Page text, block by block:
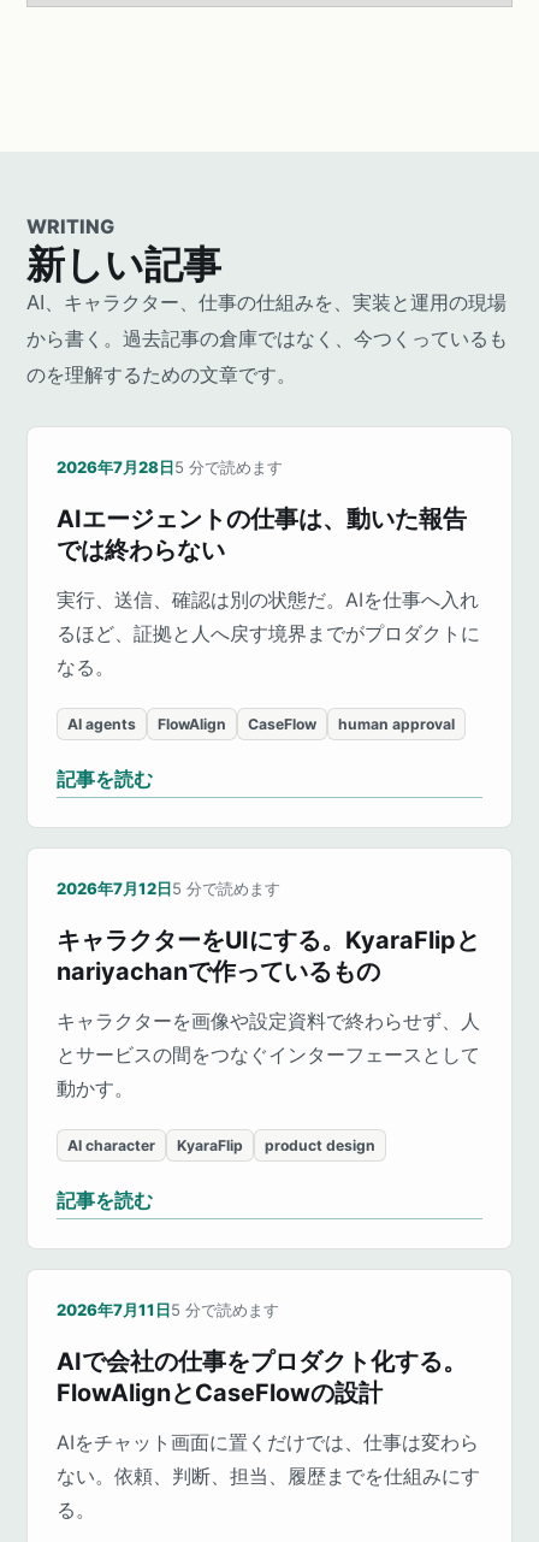
WRITING
新しい記事
AI、キャラクター、仕事の仕組みを、実装と運用の現場
から書く。過去記事の倉庫ではなく、今つくっているも
のを理解するための文章です。
2026年7月28日5 分で読めます
AIエージェントの仕事は、動いた報告
では終わらない
実行、送信、確認は別の状態だ。AIを仕事へ入れ
るほど、証拠と人へ戻す境界までがプロダクトに
なる。
AI agents FlowAlign CaseFlow human approval
記事を読む
2026年7月12日5 分で読めます
キャラクターをUIにする。KyaraFlipと
nariyachanで作っているもの
キャラクターを画像や設定資料で終わらせず、人
とサービスの間をつなぐインターフェースとして
動かす。
AI character KyaraFlip product design
記事を読む
2026年7月11日5 分で読めます
AIで会社の仕事をプロダクト化する。
FlowAlignとCaseFlowの設計
AIをチャット画面に置くだけでは、仕事は変わら
ない。依頼、判断、担当、履歴までを仕組みにす
る。